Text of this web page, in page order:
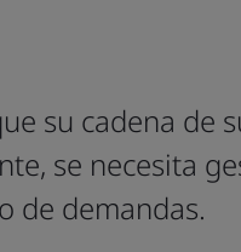
su cadena de
se necesita
de demandas.